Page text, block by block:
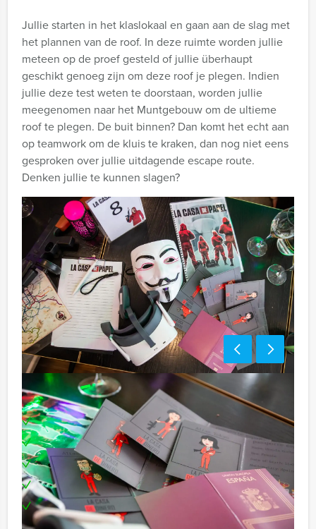
Jullie starten in het klaslokaal en gaan aan de slag met
het plannen van de roof. In deze ruimte worden jullie
meteen op de proef gesteld of jullie überhaupt
geschikt genoeg zijn om deze roof je plegen. Indien
jullie deze test weten te doorstaan, worden jullie
meegenomen naar het Muntgebouw om de ultieme
roof te plegen. De buit binnen? Dan komt het echt aan
op teamwork om de kluis te kraken, dan nog niet eens
gesproken over jullie uitdagende escape route.
Denken jullie te kunnen slagen?
Inclusief:
Professionele begeleiding
Moderne VR-brillen
Uitgebreid 3-gangen diner
Leuke prijs voor het winnende team
Te boeken op uw gewenste dag en tijdstip!